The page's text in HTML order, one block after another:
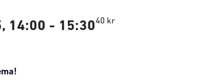
14:00 - 15:3040 kr